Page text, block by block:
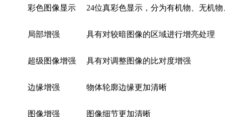
彩色图像显示 24位真彩色显示，分为有机物、无机
局部增强 具有对较暗图像的区域进行增亮处理
超级图像增强 具有对调整图像的比对度增强
边缘增强 物体轮廓边缘更加清晰
图像增强 图像细节更加清晰